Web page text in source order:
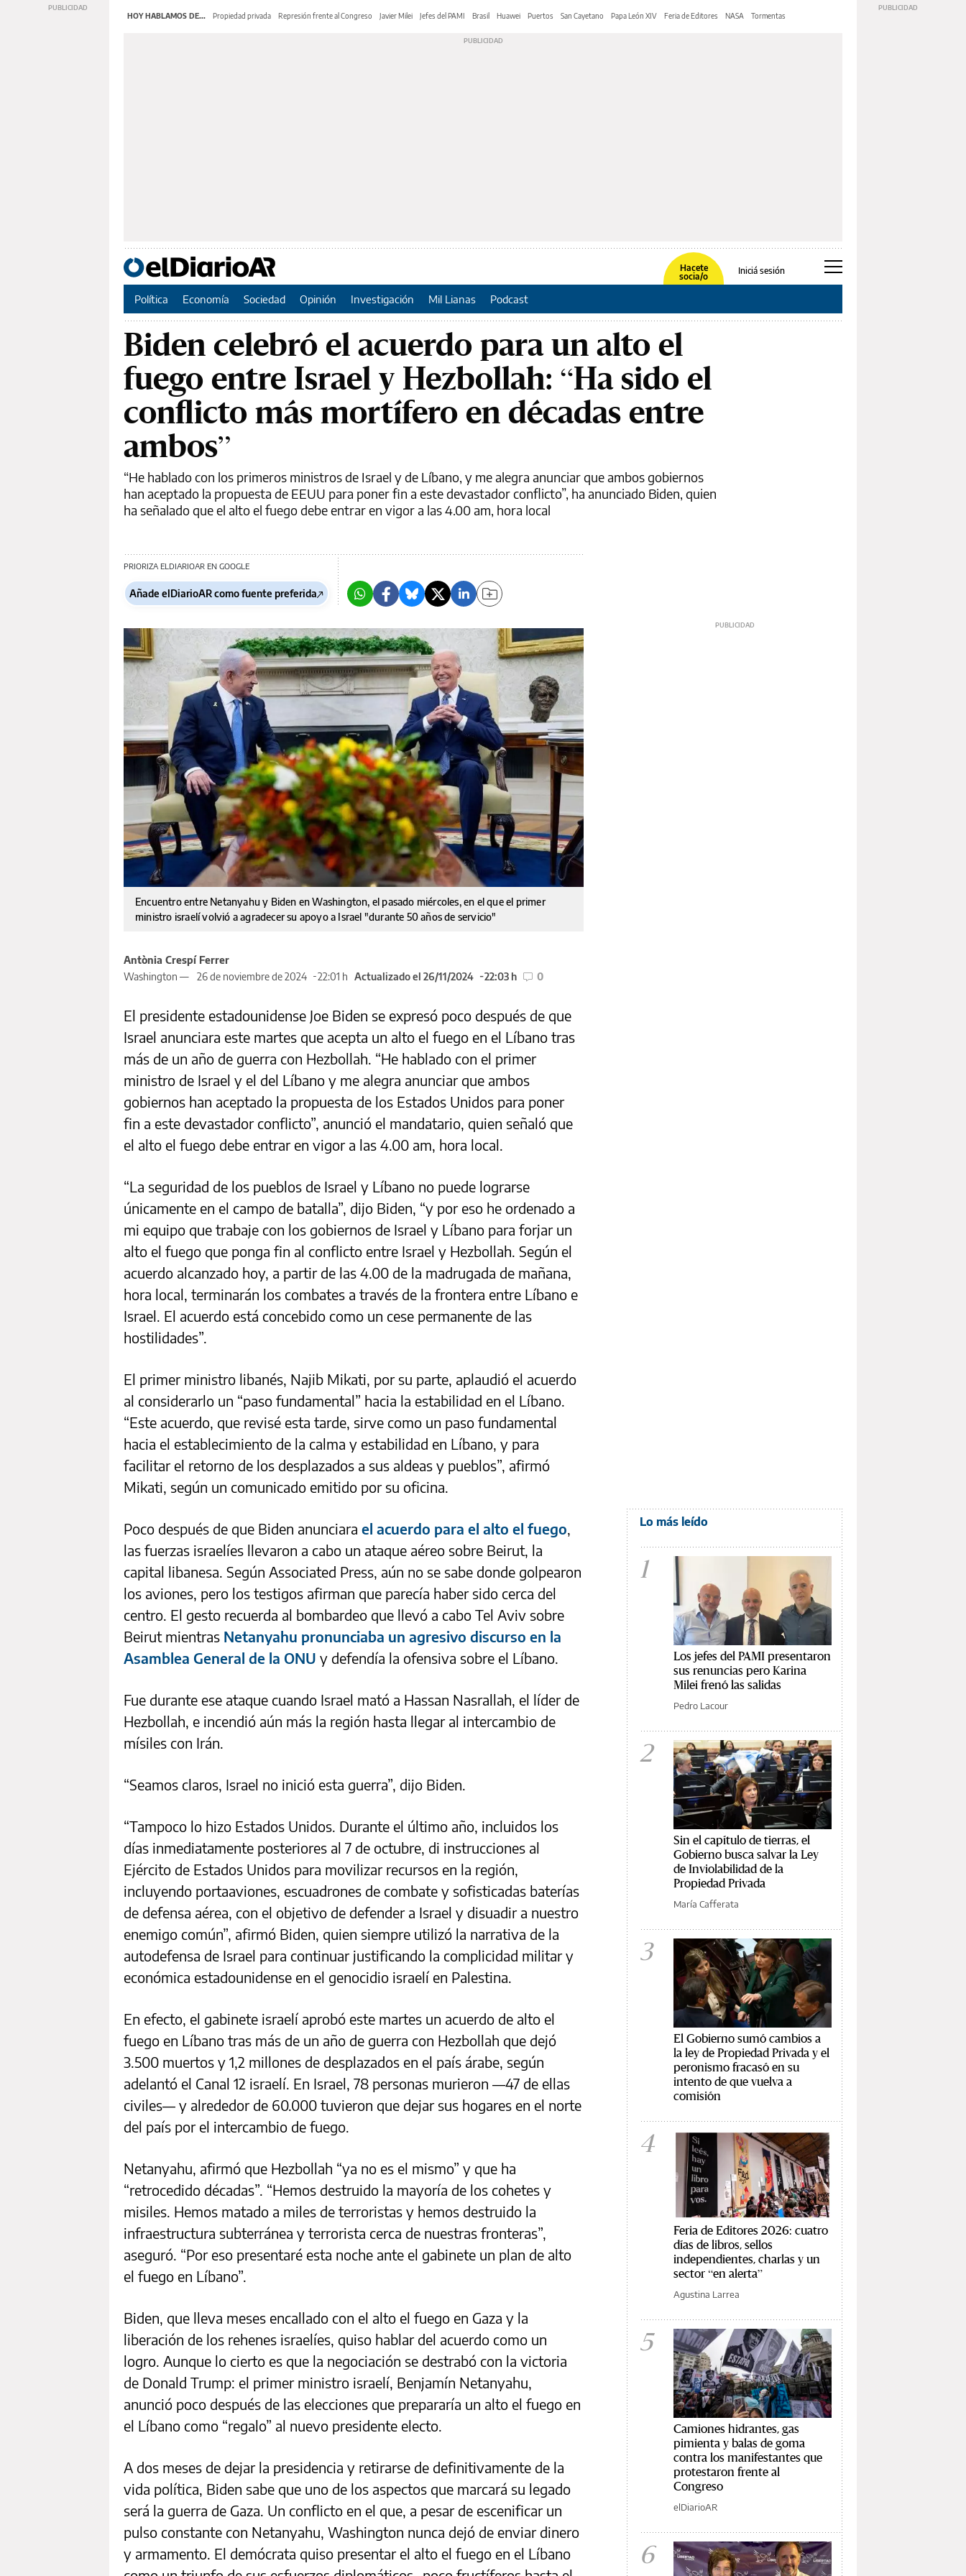
HOY HABLAMOS DE... Propiedad privada Represión frente al Congreso Javier Milei Jefes del PAMI Brasil Huawei Puertos San Cayetano Papa León XIV Feria de Editores NASA Tormentas
Hacete
socia/o
Iniciá sesión
Política Economía Sociedad Opinión Investigación Mil Lianas Podcast
Biden celebró el acuerdo para un alto el
fuego entre Israel y Hezbollah: “Ha sido el
conflicto más mortífero en décadas entre
ambos”
“He hablado con los primeros ministros de Israel y de Líbano, y me alegra anunciar que ambos gobiernos
han aceptado la propuesta de EEUU para poner fin a este devastador conflicto”, ha anunciado Biden, quien
ha señalado que el alto el fuego debe entrar en vigor a las 4.00 am, hora local
PRIORIZA ELDIARIOAR EN GOOGLE
Añade elDiarioAR como fuente preferida
Encuentro entre Netanyahu y Biden en Washington, el pasado miércoles, en el que el primer
ministro israelí volvió a agradecer su apoyo a Israel "durante 50 años de servicio"
Antònia Crespí Ferrer
Washington —
26 de noviembre de 2024 22:01 h Actualizado el 26/11/2024 22:03 h 0
El presidente estadounidense Joe Biden se expresó poco después de que
Israel anunciara este martes que acepta un alto el fuego en el Líbano tras
más de un año de guerra con Hezbollah. “He hablado con el primer
ministro de Israel y el del Líbano y me alegra anunciar que ambos
gobiernos han aceptado la propuesta de los Estados Unidos para poner
fin a este devastador conflicto”, anunció el mandatario, quien señaló que
el alto el fuego debe entrar en vigor a las 4.00 am, hora local.
“La seguridad de los pueblos de Israel y Líbano no puede lograrse
únicamente en el campo de batalla”, dijo Biden, “y por eso he ordenado a
mi equipo que trabaje con los gobiernos de Israel y Líbano para forjar un
alto el fuego que ponga fin al conflicto entre Israel y Hezbollah. Según el
acuerdo alcanzado hoy, a partir de las 4.00 de la madrugada de mañana,
hora local, terminarán los combates a través de la frontera entre Líbano e
Israel. El acuerdo está concebido como un cese permanente de las
hostilidades”.
El primer ministro libanés, Najib Mikati, por su parte, aplaudió el acuerdo
al considerarlo un “paso fundamental” hacia la estabilidad en el Líbano.
“Este acuerdo, que revisé esta tarde, sirve como un paso fundamental
hacia el establecimiento de la calma y estabilidad en Líbano, y para
facilitar el retorno de los desplazados a sus aldeas y pueblos”, afirmó
Mikati, según un comunicado emitido por su oficina.
Poco después de que Biden anunciara el acuerdo para el alto el fuego,
las fuerzas israelíes llevaron a cabo un ataque aéreo sobre Beirut, la
capital libanesa. Según Associated Press, aún no se sabe donde golpearon
los aviones, pero los testigos afirman que parecía haber sido cerca del
centro. El gesto recuerda al bombardeo que llevó a cabo Tel Aviv sobre
Beirut mientras Netanyahu pronunciaba un agresivo discurso en la
Asamblea General de la ONU y defendía la ofensiva sobre el Líbano.
Fue durante ese ataque cuando Israel mató a Hassan Nasrallah, el líder de
Hezbollah, e incendió aún más la región hasta llegar al intercambio de
mísiles con Irán.
“Seamos claros, Israel no inició esta guerra”, dijo Biden.
“Tampoco lo hizo Estados Unidos. Durante el último año, incluidos los
días inmediatamente posteriores al 7 de octubre, di instrucciones al
Ejército de Estados Unidos para movilizar recursos en la región,
incluyendo portaaviones, escuadrones de combate y sofisticadas baterías
de defensa aérea, con el objetivo de defender a Israel y disuadir a nuestro
enemigo común”, afirmó Biden, quien siempre utilizó la narrativa de la
autodefensa de Israel para continuar justificando la complicidad militar y
económica estadounidense en el genocidio israelí en Palestina.
En efecto, el gabinete israelí aprobó este martes un acuerdo de alto el
fuego en Líbano tras más de un año de guerra con Hezbollah que dejó
3.500 muertos y 1,2 millones de desplazados en el país árabe, según
adelantó el Canal 12 israelí. En Israel, 78 personas murieron —47 de ellas
civiles— y alrededor de 60.000 tuvieron que dejar sus hogares en el norte
del país por el intercambio de fuego.
Netanyahu, afirmó que Hezbollah “ya no es el mismo” y que ha
“retrocedido décadas”. “Hemos destruido la mayoría de los cohetes y
misiles. Hemos matado a miles de terroristas y hemos destruido la
infraestructura subterránea y terrorista cerca de nuestras fronteras”,
aseguró. “Por eso presentaré esta noche ante el gabinete un plan de alto
el fuego en Líbano”.
Biden, que lleva meses encallado con el alto el fuego en Gaza y la
liberación de los rehenes israelíes, quiso hablar del acuerdo como un
logro. Aunque lo cierto es que la negociación se destrabó con la victoria
de Donald Trump: el primer ministro israelí, Benjamín Netanyahu,
anunció poco después de las elecciones que prepararía un alto el fuego en
el Líbano como “regalo” al nuevo presidente electo.
A dos meses de dejar la presidencia y retirarse de definitivamente de la
vida política, Biden sabe que uno de los aspectos que marcará su legado
será la guerra de Gaza. Un conflicto en el que, a pesar de escenificar un
pulso constante con Netanyahu, Washington nunca dejó de enviar dinero
y armamento. El demócrata quiso presentar el alto el fuego en el Líbano
Lo más leído
1
Los jefes del PAMI presentaron
sus renuncias pero Karina
Milei frenó las salidas
Pedro Lacour
2
Sin el capítulo de tierras, el
Gobierno busca salvar la Ley
de Inviolabilidad de la
Propiedad Privada
María Cafferata
3
El Gobierno sumó cambios a
la ley de Propiedad Privada y el
peronismo fracasó en su
intento de que vuelva a
comisión
4
Feria de Editores 2026: cuatro
días de libros, sellos
independientes, charlas y un
sector “en alerta”
Agustina Larrea
5
Camiones hidrantes, gas
pimienta y balas de goma
contra los manifestantes que
protestaron frente al
Congreso
elDiarioAR
6